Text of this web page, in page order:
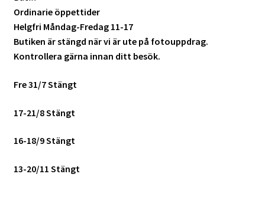
Ordinarie öppettider
Helgfri Måndag-Fredag 11-17
Butiken är stängd när vi är ute på fotouppdrag.
Kontrollera gärna innan ditt besök.
Fre 31/7 Stängt
17-21/8 Stängt
16-18/9 Stängt
13-20/11 Stängt